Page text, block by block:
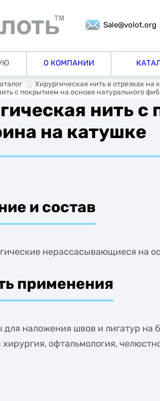
Sale@volot.org
О КОМПАНИИ
Хирургическая нить в отрезках на
с покрытием на основе натурального
нить с
на катушке
и состав
нерассасывающиеся на
применения
наложения швов и лигатур на
хирургия, офтальмология,